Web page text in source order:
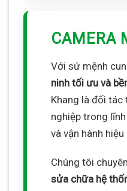
CAMERA
Với sứ mệnh
ninh tối ưu và
Khang là đối tác
nghiệp trong
và vận hành hiệu
Chúng tôi chuyên
sửa chữa hệ